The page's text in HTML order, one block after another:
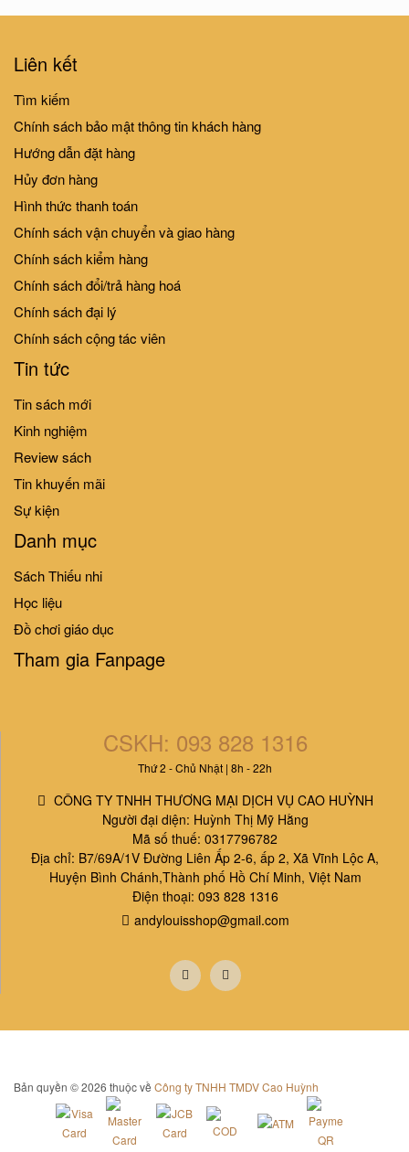
KUMA LÀM QUEN VỚI MÔN
39.000₫
TẬP THỂ THAO CÙNG KENTA -
Kenta thi chạy
39.000₫
TẬP THỂ THAO CÙNG KENTA -
Liên kết
Tìm kiếm
Chính sách bảo mật thông tin khách hàng
Hướng dẫn đặt hàng
Hủy đơn hàng
Hình thức thanh toán
Chính sách vận chuyển và giao hàng
Chính sách kiểm hàng
Chính sách đổi/trả hàng hoá
Chính sách đại lý
Chính sách cộng tác viên
Tin tức
Tin sách mới
Kinh nghiệm
Review sách
Tin khuyến mãi
Sự kiện
Danh mục
Sách Thiếu nhi
Học liệu
Đồ chơi giáo dục
Tham gia Fanpage
CSKH: 093 828 1316
Thứ 2 - Chủ Nhật | 8h - 22h
CÔNG TY TNHH THƯƠNG MẠI DỊCH VỤ CAO HUỲNH
Người đại diện: Huỳnh Thị Mỹ Hằng
Mã số thuế: 0317796782
Địa chỉ: B7/69A/1V Đường Liên Ấp 2-6, ấp 2, Xã Vĩnh Lộc A,
Huyện Bình Chánh,Thành phố Hồ Chí Minh, Việt Nam
Điện thoại: 093 828 1316
andylouisshop@gmail.com
Bản quyền © 2026 thuộc về Công ty TNHH TMDV Cao Huỳnh